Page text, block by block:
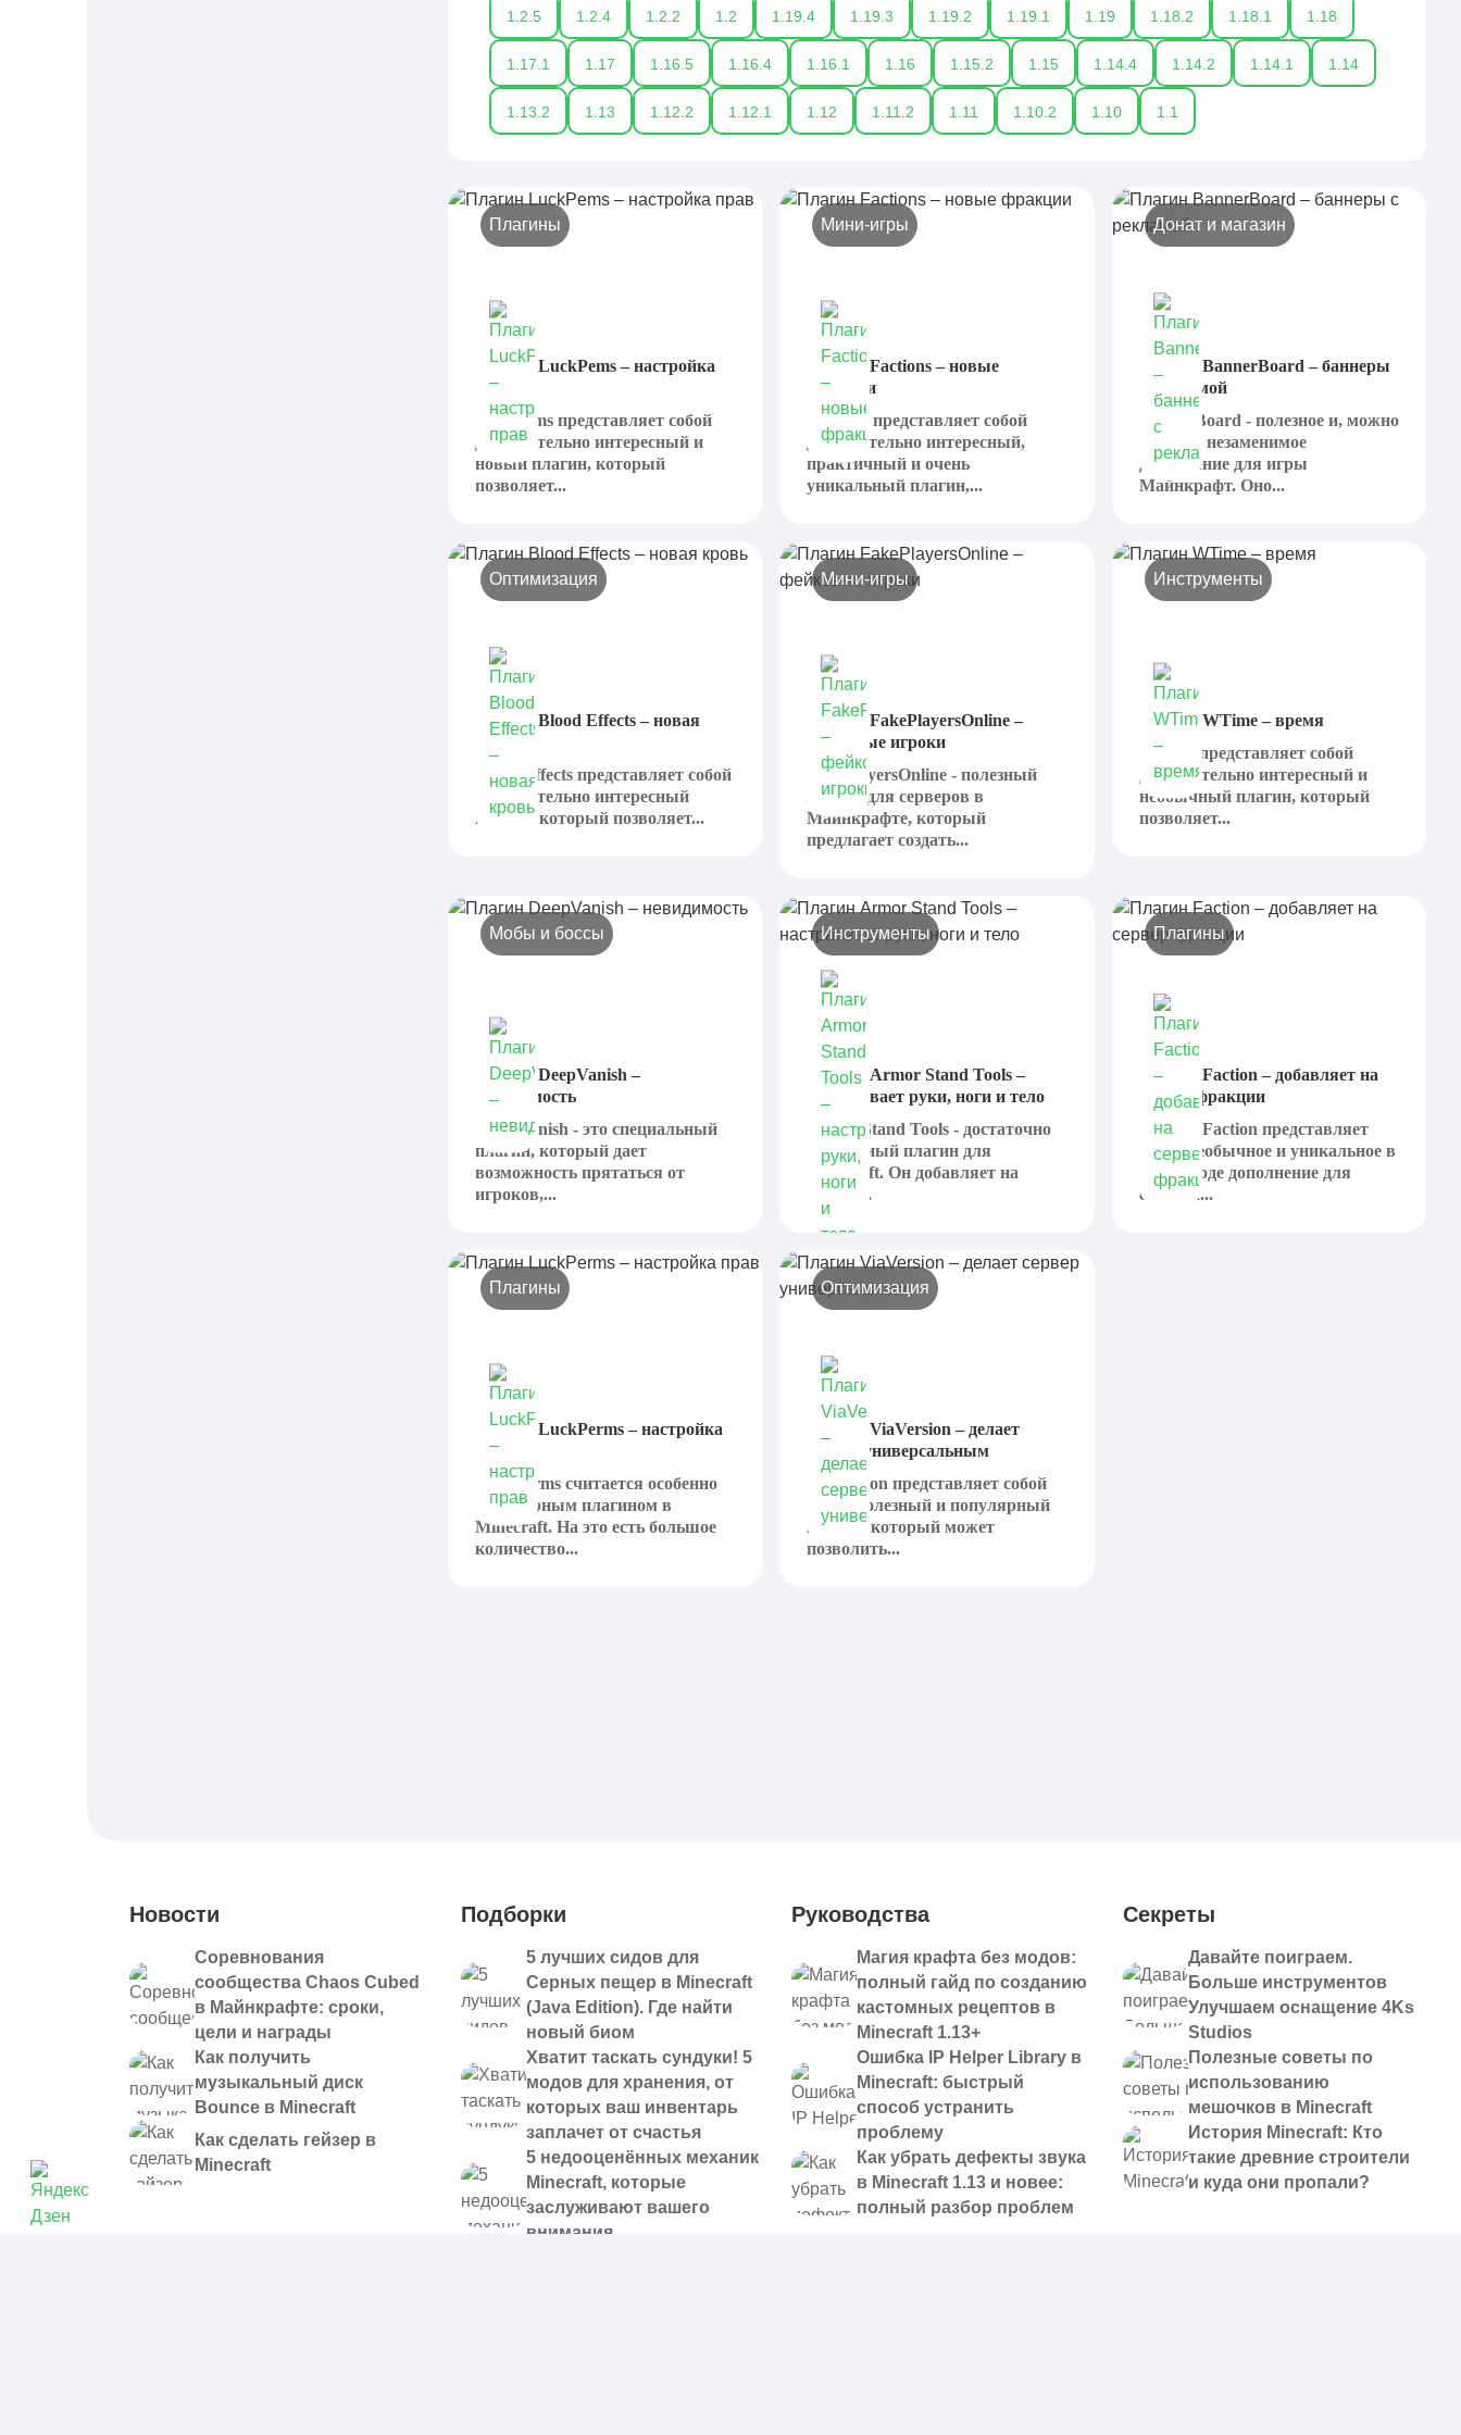
1.2.5 1.2.4 1.2.2 1.2 1.19.4 1.19.3 1.19.2 1.19.1 1.19 1.18.2 1.18.1 1.18
1.17.1 1.17 1.16.5 1.16.4 1.16.1 1.16 1.15.2 1.15 1.14.4 1.14.2 1.14.1 1.14
1.13.2 1.13 1.12.2 1.12.1 1.12 1.11.2 1.11 1.10.2 1.10 1.1
Плагины
Плагин LuckPems – настройка
прав
LuckPems представляет собой
действительно интересный и
новый плагин, который
позволяет...
Мини-игры
Плагин Factions – новые
фракции
Factions представляет собой
действительно интересный,
практичный и очень
уникальный плагин,...
Донат и магазин
Плагин BannerBoard – баннеры
с рекламой
BannerBoard - полезное и, можно
сказать, незаменимое
дополнение для игры
Майнкрафт. Оно...
Оптимизация
Плагин Blood Effects – новая
Blood Effects представляет собой
действительно интересный
плагин, который позволяет...
Мини-игры
Плагин FakePlayersOnline –
фейковые игроки
FakePlayersOnline - полезный
плагин для серверов в
Майнкрафте, который
предлагает создать...
Инструменты
Плагин WTime – время
WTime представляет собой
действительно интересный и
необычный плагин, который
позволяет...
Мобы и боссы
Плагин DeepVanish –
невидимость
Deep Vanish - это специальный
плагин, который дает
возможность прятаться от
игроков,...
Инструменты
Плагин Armor Stand Tools –
настраивает руки, ноги и тело
Armor Stand Tools - достаточно
необычный плагин для
Minecraft. Он добавляет на
сервер...
Плагины
Плагин Faction – добавляет на
сервер фракции
Плагин Faction представляет
собой необычное и уникальное в
своем роде дополнение для
сервера...
Плагины
Плагин LuckPerms – настройка
прав
LuckPerms считается особенно
популярным плагином в
Minecraft. На это есть большое
количество...
Оптимизация
Плагин ViaVersion – делает
сервер универсальным
ViaVersion представляет собой
очень полезный и популярный
плагин, который может
позволить...
Новости
Соревнования
сообщества Chaos Cubed
в Майнкрафте: сроки,
цели и награды
Как получить
музыкальный диск
Bounce в Minecraft
Как сделать гейзер в
Minecraft
Подборки
5 лучших сидов для
Серных пещер в Minecraft
(Java Edition). Где найти
новый биом
Хватит таскать сундуки! 5
модов для хранения, от
которых ваш инвентарь
заплачет от счастья
5 недооценённых механик
Minecraft, которые
заслуживают вашего
внимания
Руководства
Магия крафта без модов:
полный гайд по созданию
кастомных рецептов в
Minecraft 1.13+
Ошибка IP Helper Library в
Minecraft: быстрый
способ устранить
проблему
Как убрать дефекты звука
в Minecraft 1.13 и новее:
полный разбор проблем
Секреты
Давайте поиграем.
Больше инструментов
Улучшаем оснащение 4Ks
Studios
Полезные советы по
использованию
мешочков в Minecraft
История Minecraft: Кто
такие древние строители
и куда они пропали?